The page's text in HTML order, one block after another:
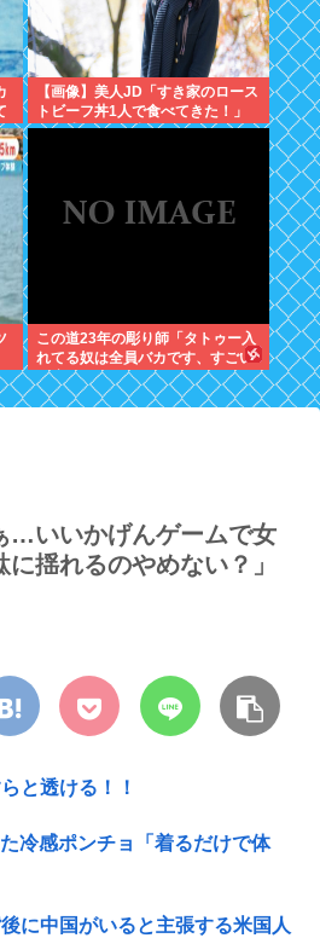
【画像】美人JD「すき家のロース
トビーフ丼1人で食べてきた！」
←合成みたいと話題にwww
この道23年の彫り師「タトゥー入
れてる奴は全員バカです、すごい
民度低い」
…いいかげんゲームで女
揺れるのやめない？」
と透ける！！
冷感ポンチョ「着るだけで体
に中国がいると主張する米国人